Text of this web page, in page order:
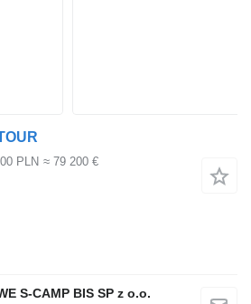
PLN ≈ 79 200 €
S-CAMP BIS SP z o.o.